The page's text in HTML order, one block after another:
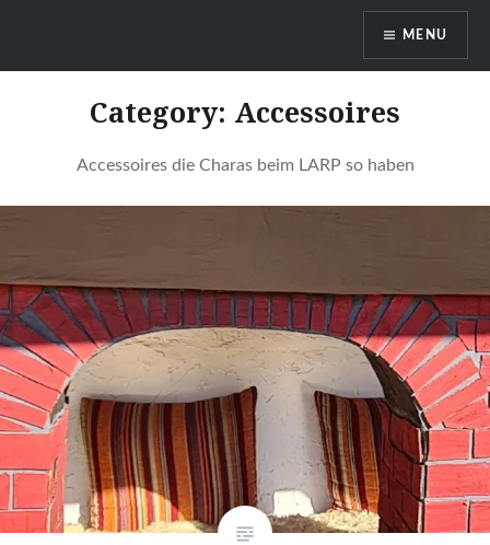
DragonDanielas Hobbyblog
MENU
Category: Accessoires
Accessoires die Charas beim LARP so haben